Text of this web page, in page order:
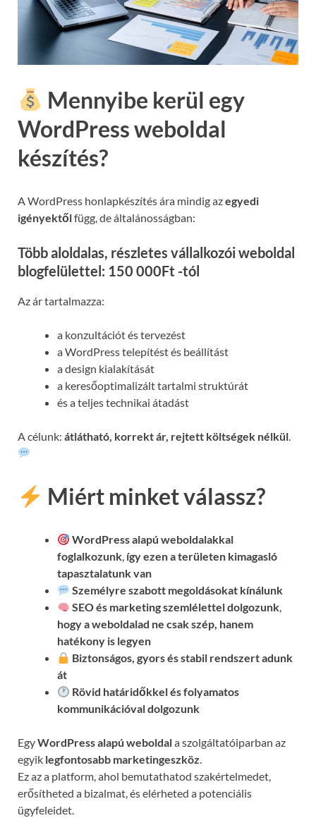
Mennyibe kerül egy
WordPress weboldal
készítés?
A WordPress honlapkészítés ára mindig azegyedi
igényektőlfügg, de általánosságban:
Több aloldalas, részletes vállalkozói weboldal
blogfelülettel: 150 000Ft -tól
Az ár tartalmazza:
a konzultációt és tervezést
a WordPress telepítést és beállítást
a design kialakítását
a keresőoptimalizált tartalmi struktúrát
és a teljes technikai átadást
A célunk: átlátható, korrekt ár, rejtett költségek nélkül
Miért minket válassz?
WordPress alapú weboldalakkal
foglalkozunk, így ezen a területen kimagasló
tapasztalatunk van
Személyre szabott megoldásokat kínálunk
SEO és marketing szemlélettel dolgozunk,
hogy a weboldalad ne csak szép, hanem
hatékony is legyen
Biztonságos, gyors és stabil rendszert adunk
át
Rövid határidőkkel és folyamatos
kommunikációvaldolgozunk
EgyWordPress alapú weboldala szolgáltatóiparban az
egyik legfontosabb marketingeszköz.
Ez az a platform, ahol bemutathatod szakértelmedet,
erősítheted a bizalmat, és elérheted a potenciális
ügyfeleidet.